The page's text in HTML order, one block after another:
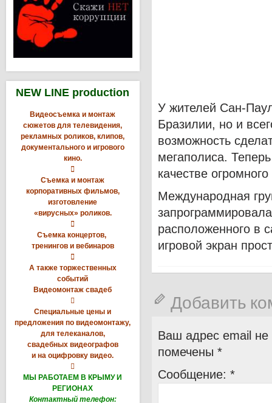
NEW LINE production
Видеосъемка и монтаж
сюжетов для телевидения,
рекламных роликов, клипов,
документального и игрового
кино.

Съемка и монтаж
корпоративных фильмов,
изготовление
«вирусных» роликов.

Съемка концертов,
тренингов и вебинаров

А также торжественных
событий
Видеомонтаж свадеб

Специальные цены и
предложения по видеомонтажу,
для телеканалов,
свадебных видеографов
и на оцифровку видео.

МЫ РАБОТАЕМ В КРЫМУ И
РЕГИОНАХ
Контактный телефон:
У жителей Сан-
Бразилии, но и
возможность
мегаполиса.
качестве
Международная
расположенного в
игровой экран
Добавить
Ваш адрес email не
помечены *
Сообщение: *